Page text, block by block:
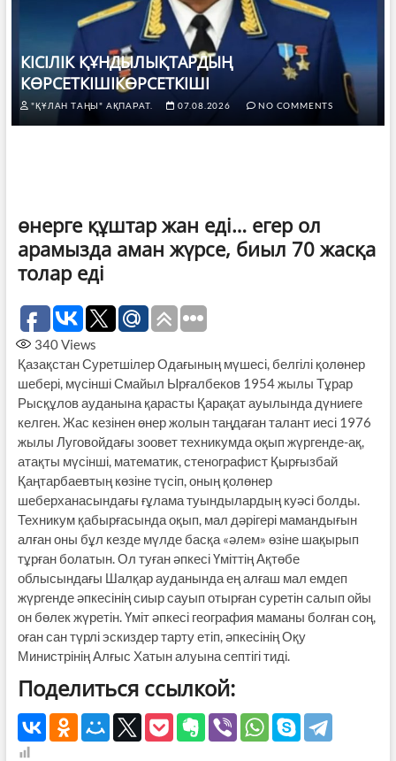
КІСІЛІК ҚҰНДЫЛЫҚТАРДЫҢ
КӨРСЕТКІШІКӨРСЕТКІШІ
"ҚҰЛАН ТАҢЫ" АҚПАРАТ. 07.08.2026 NO COMMENTS
өнерге құштар жан еді… егер ол
арамызда аман жүрсе, биыл 70 жасқа
толар еді
340Views
Қазақстан Суретшілер Одағының мүшесі, белгілі қолөнер
шебері, мүсінші Смайыл Ырғалбеков 1954 жылы Тұрар
Рысқұлов ауданына қарасты Қарақат ауылында дүниеге
келген. Жас кезінен өнер жолын таңдаған талант иесі 1976
жылы Луговойдағы зоовет техникумда оқып жүргенде-ақ,
атақты мүсінші, математик, стенографист Қырғызбай
Қаңтарбаевтың көзіне түсіп, оның қолөнер
шеберханасындағы ғұлама туындылардың куәсі болды.
Техникум қабырғасында оқып, мал дәрігері мамандығын
алған оны бұл кезде мүлде басқа «әлем» өзіне шақырып
тұрған болатын. Ол туған әпкесі Үміттің Ақтөбе
облысындағы Шалқар ауданында ең алғаш мал емдеп
жүргенде әпкесінің сиыр сауып отырған суретін салып ойы
он бөлек жүретін. Үміт әпкесі география маманы болған соң,
оған сан түрлі эскиздер тарту етіп, әпкесінің Оқу
Министрінің Алғыс Хатын алуына септігі тиді.
Поделиться ссылкой: